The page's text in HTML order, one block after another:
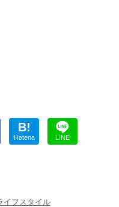
B!
Hatena LINE
イフスタイル